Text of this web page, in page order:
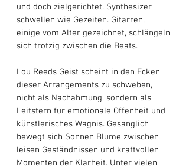
und doch zielgerichtet. Synthesizer
schwellen wie Gezeiten. Gitarren,
einige vom Alter gezeichnet, schlängeln
sich trotzig zwischen die Beats.
Lou Reeds Geist scheint in den Ecken
dieser Arrangements zu schweben,
nicht als Nachahmung, sondern als
Leitstern für emotionale Offenheit und
künstlerisches Wagnis. Gesanglich
bewegt sich Sonnen Blume zwischen
leisen Geständnissen und kraftvollen
Momenten der Klarheit. Unter vielen